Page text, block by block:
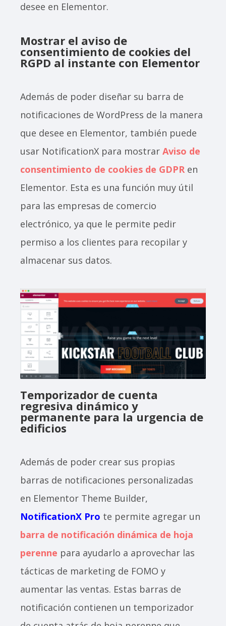
desee en Elementor.
Mostrar el aviso de
consentimiento de cookies del
RGPD al instante con Elementor
Además de poder diseñar su barra de
notificaciones de WordPress de la manera
que desee en Elementor, también puede
usar NotificationX para mostrar Aviso de
consentimiento de cookies de GDPR en
Elementor. Esta es una función muy útil
para las empresas de comercio
electrónico, ya que le permite pedir
permiso a los clientes para recopilar y
almacenar sus datos.
Temporizador de cuenta
regresiva dinámico y
permanente para la urgencia de
edificios
Además de poder crear sus propias
barras de notificaciones personalizadas
en Elementor Theme Builder,
NotificationX Pro te permite agregar un
barra de notificación dinámica de hoja
perenne para ayudarlo a aprovechar las
tácticas de marketing de FOMO y
aumentar las ventas. Estas barras de
notificación contienen un temporizador